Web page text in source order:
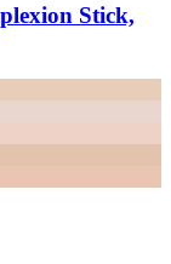
Stick,